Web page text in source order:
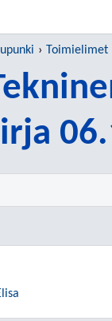
Toimielimet